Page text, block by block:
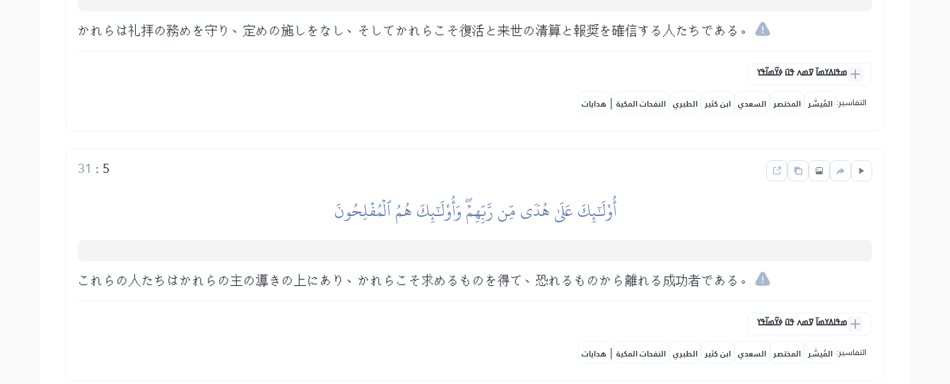
かれらは礼拝の務めを守り、定めの施しをなし、そしてかれらこそ復活と来世の清算と報奨を確信する人たちである。
ߘߟߊߡߌߘߊ߫ ߜߘߍ ߟߎ߫ ߦߌ߬ߘߊ߬ߟߌ
التفاسير: المُيسَّر المختصر السعدي ابن كثير الطبري النفحات المكية | هدايات
5
:
31
أُوْلَٰٓئِكَ عَلَىٰ هُدٗى مِّن رَّبِّهِمۡۖ وَأُوْلَٰٓئِكَ هُمُ ٱلۡمُفۡلِحُونَ
これらの人たちはかれらの主の導きの上にあり、かれらこそ求めるものを得て、恐れるものから離れる成功者である。
ߘߟߊߡߌߘߊ߫ ߜߘߍ ߟߎ߫ ߦߌ߬ߘߊ߬ߟߌ
التفاسير: المُيسَّر المختصر السعدي ابن كثير الطبري النفحات المكية | هدايات